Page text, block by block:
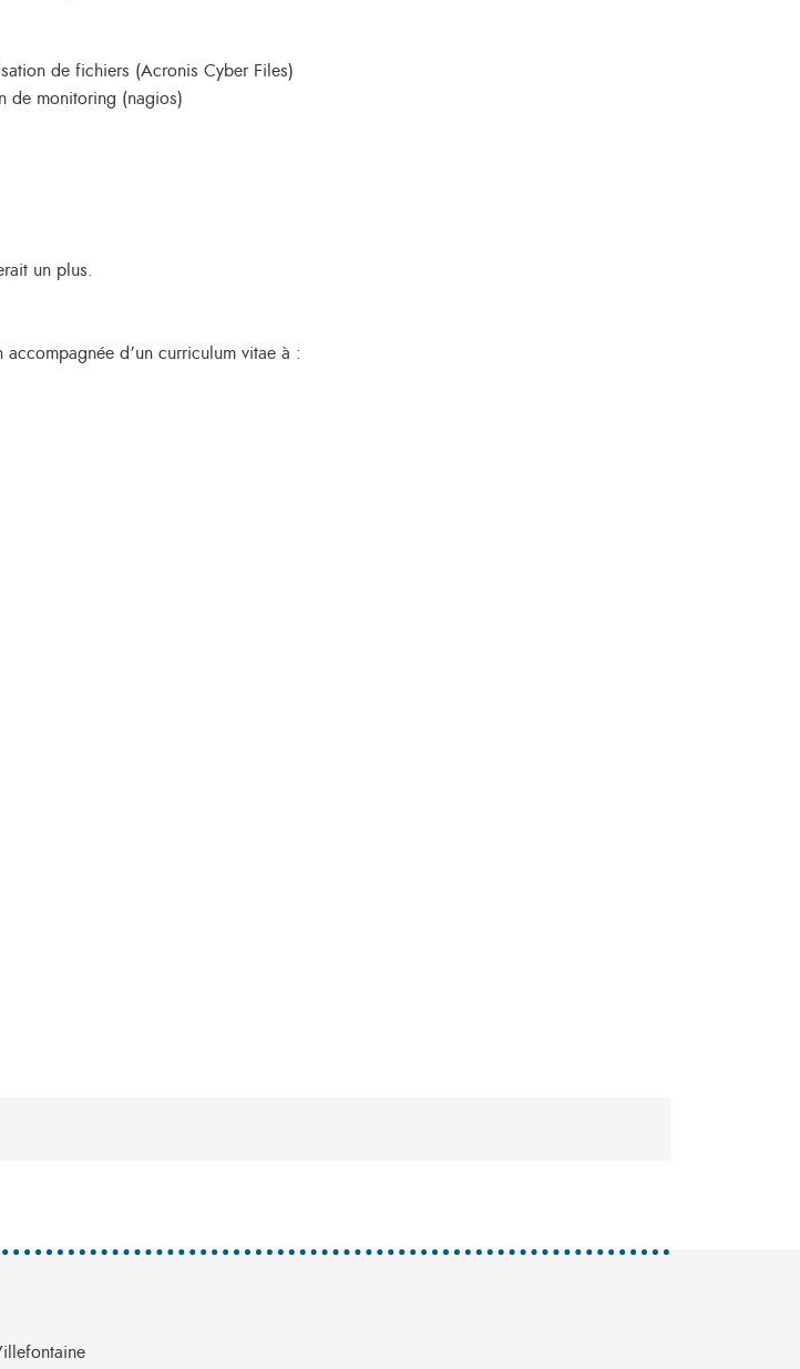
de fichiers (Acronis Cyber Files)
de monitoring (nagios)
un plus.
accompagnée d’un curriculum vitae à :